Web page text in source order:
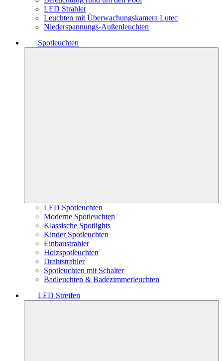
LED Strahler
Leuchten mit Überwachungskamera Lutec
Niederspannungs-Außenleuchten
Spotleuchten
LED Spotleuchten
Moderne Spotleuchten
Klassische Spotlights
Kinder Spotleuchten
Einbaustrahler
Holzspotleuchten
Drahtstrahler
Spotleuchten mit Schalter
Badleuchten & Badezimmerleuchten
LED Streifen